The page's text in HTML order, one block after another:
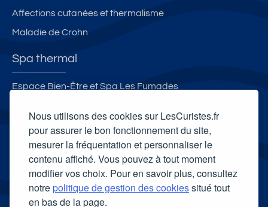
Nous utilisons des cookies sur LesCuristes.fr
pour assurer le bon fonctionnement du site,
mesurer la fréquentation et personnaliser le
contenu affiché. Vous pouvez à tout moment
modifier vos choix. Pour en savoir plus, consultez
notrepolitique de gestion des cookiessitué tout
en bas de la page.
Affections cutanées et thermalisme
Maladie de Crohn
Spa thermal
Espace Bien-Être et Spa Les Fumades
La Ferme Thermale d'Eugénie
Carte cadeau spa Vichy
Carte cadeau spa Bagnoles-de-l'Orne
Carte cadeau spa Saubusse